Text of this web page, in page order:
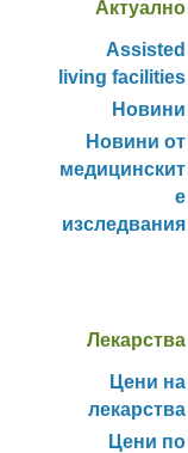
Актуално
Assisted
living facilities
Новини
Новини от
медицинскит
е
изследвания
Лекарства
Цени на
лекарства
Цени по